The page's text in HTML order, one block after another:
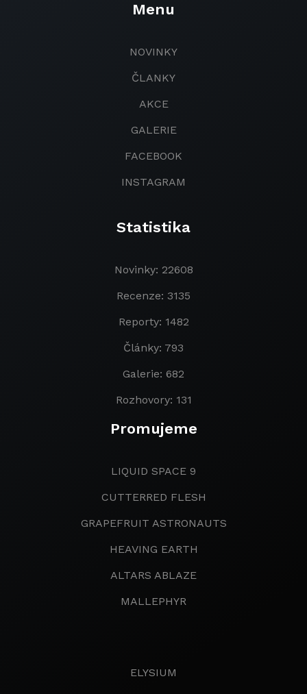
Menu
NOVINKY
ČLANKY
AKCE
GALERIE
FACEBOOK
INSTAGRAM
Statistika
Novinky: 22608
Recenze: 3135
Reporty: 1482
Články: 793
Galerie: 682
Rozhovory: 131
Promujeme
LIQUID SPACE 9
CUTTERRED FLESH
GRAPEFRUIT ASTRONAUTS
HEAVING EARTH
ALTARS ABLAZE
MALLEPHYR
ELYSIUM